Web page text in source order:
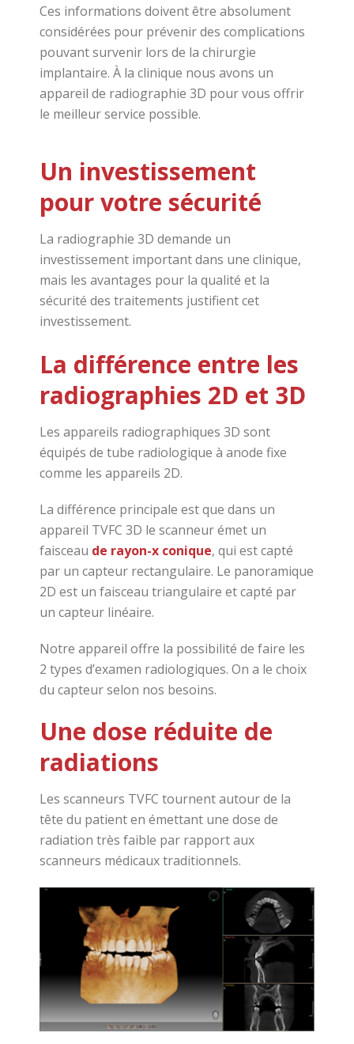
Ces informations doivent être absolument
considérées pour prévenir des complications
pouvant survenir lors de la chirurgie
implantaire. À la clinique nous avons un
appareil de radiographie 3D pour vous offrir
le meilleur service possible.
Un investissement
pour votre sécurité
La radiographie 3D demande un
investissement important dans une clinique,
mais les avantages pour la qualité et la
sécurité des traitements justifient cet
investissement.
La différence entre les
radiographies 2D et 3D
Les appareils radiographiques 3D sont
équipés de tube radiologique à anode fixe
comme les appareils 2D.
La différence principale est que dans un
appareil TVFC 3D le scanneur émet un
faisceau de rayon-x conique, qui est capté
par un capteur rectangulaire. Le panoramique
2D est un faisceau triangulaire et capté par
un capteur linéaire.
Notre appareil offre la possibilité de faire les
2 types d’examen radiologiques. On a le choix
du capteur selon nos besoins.
Une dose réduite de
radiations
Les scanneurs TVFC tournent autour de la
tête du patient en émettant une dose de
radiation très faible par rapport aux
scanneurs médicaux traditionnels.